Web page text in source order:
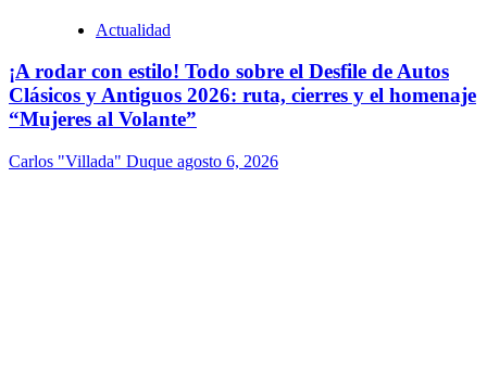
Actualidad
¡A rodar con estilo! Todo sobre el Desfile de Autos
Clásicos y Antiguos 2026: ruta, cierres y el homenaje
“Mujeres al Volante”
Carlos "Villada" Duque agosto 6, 2026